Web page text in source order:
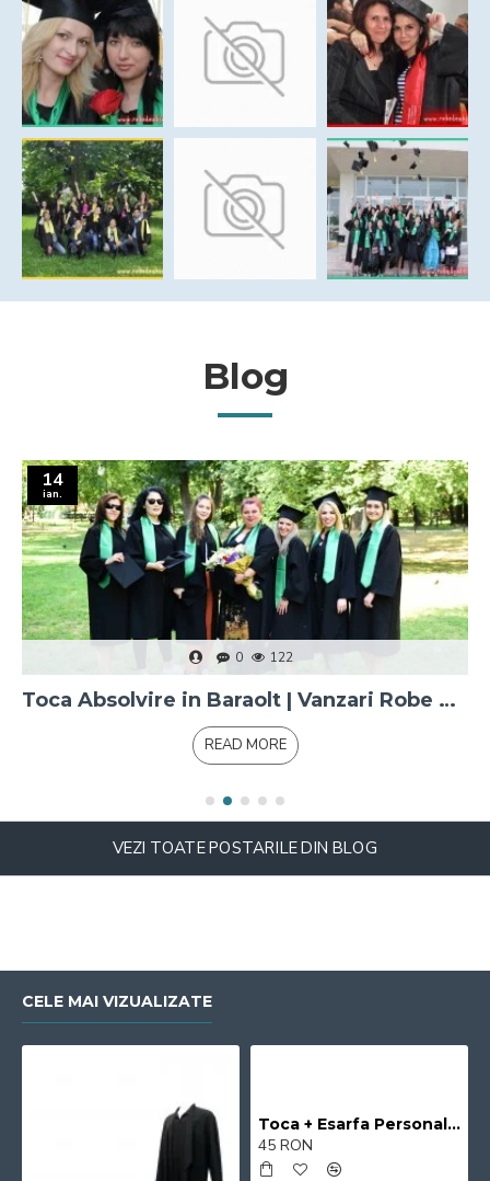
Blog
Toca Absolvire in Baraolt | Vanzari Robe Absolvire Baraolt
14
ian.
READ MORE
VEZI TOATE POSTARILE DIN BLOG
CELE MAI VIZUALIZATE